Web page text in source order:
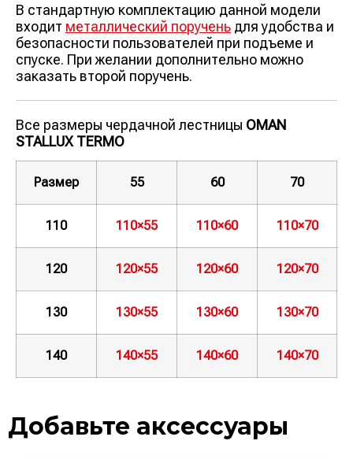
В стандартную комплектацию данной модели
входит металлический поручень для удобства и
безопасности пользователей при подъеме и
спуске. При желании дополнительно можно
заказать второй поручень.
Все размеры чердачной лестницы OMAN
STALLUX TERMO
Размер 55 60 70
110 110×55 110×60 110×70
120 120×55 120×60 120×70
130 130×55 130×60 130×70
140 140×55 140×60 140×70
Добавьте аксессуары